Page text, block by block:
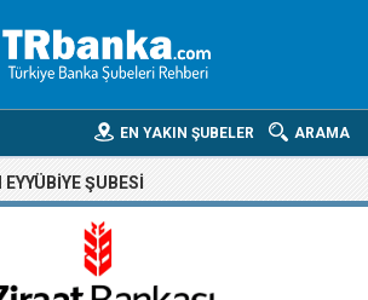
ARAMA
EN YAKIN ŞUBELER
ŞUBESI